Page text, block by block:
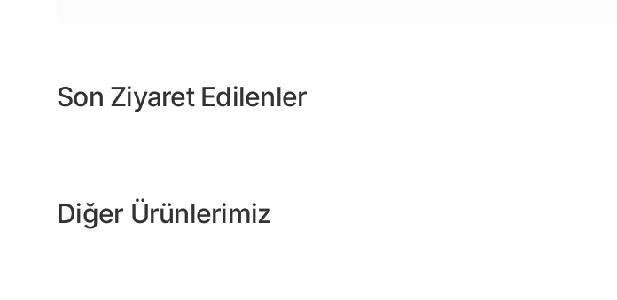
Son Ziyaret Edilenler
Diğer Ürünlerimiz